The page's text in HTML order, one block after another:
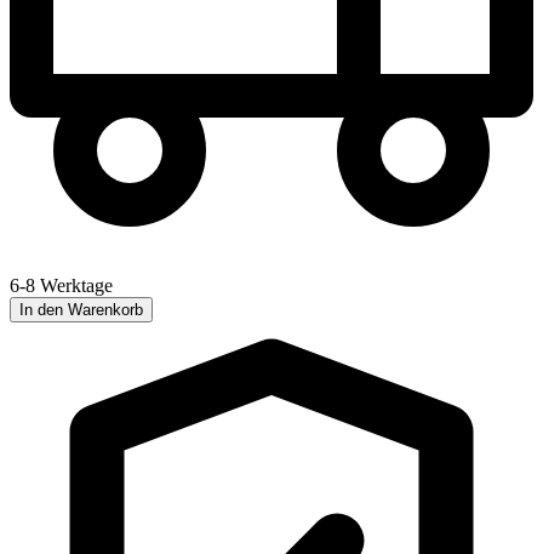
6-8 Werktage
In den Warenkorb